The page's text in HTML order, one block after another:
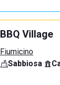
BBQ Village
Fiumicino
Sabbiosa·